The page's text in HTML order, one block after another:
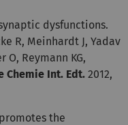
dysfunctions.
R, Meinhardt J, Yadav
O, Reymann KG,
Chemie Int. Edt. 2012,
the